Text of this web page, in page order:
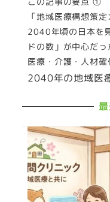
2040年の地域医
「地域医療構想策
2040年頃の日本を
ドの数」が中心だ
医療・介護・人材